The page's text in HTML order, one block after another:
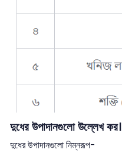
দুধের উপাদানগুলো উল্লেখ কর।
দুধের উপাদানগুলো নিম্নরূপ-